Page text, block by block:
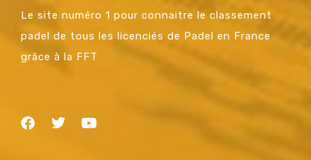
Le site numéro 1 pour connaitre le classement
padel de tous les licenciés de Padel en France
grâce à la FFT